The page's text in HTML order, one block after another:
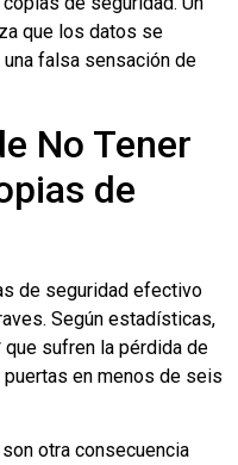
que los datos se
falsa sensación de
No Tener
de
de seguridad efectivo
Según estadísticas,
sufren la pérdida de
en menos de seis
otra consecuencia